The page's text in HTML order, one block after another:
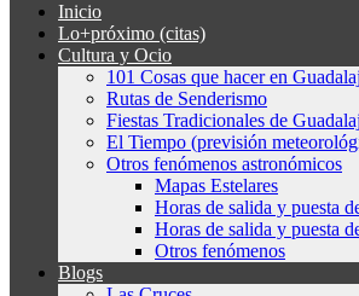
Inicio
Lo+próximo (citas)
Cultura y Ocio
101 Cosas que hacer en
Rutas de Senderismo
Fiestas Tradicionales de
El Tiempo (previsión
Otros fenómenos astronómicos
Mapas Estelares
Horas de salida y puesta
Horas de salida y puesta
Otros fenómenos
Blogs